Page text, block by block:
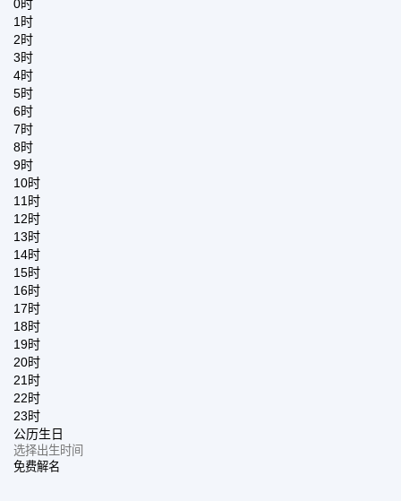
0时
1时
2时
3时
4时
5时
6时
7时
8时
9时
10时
11时
12时
13时
14时
15时
16时
17时
18时
19时
20时
21时
22时
23时
公历生日
免费解名